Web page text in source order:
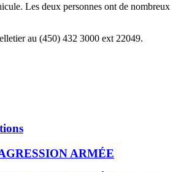
Les deux personnes ont de nombreux
au (450) 432 3000 ext 22049.
ARMÉE